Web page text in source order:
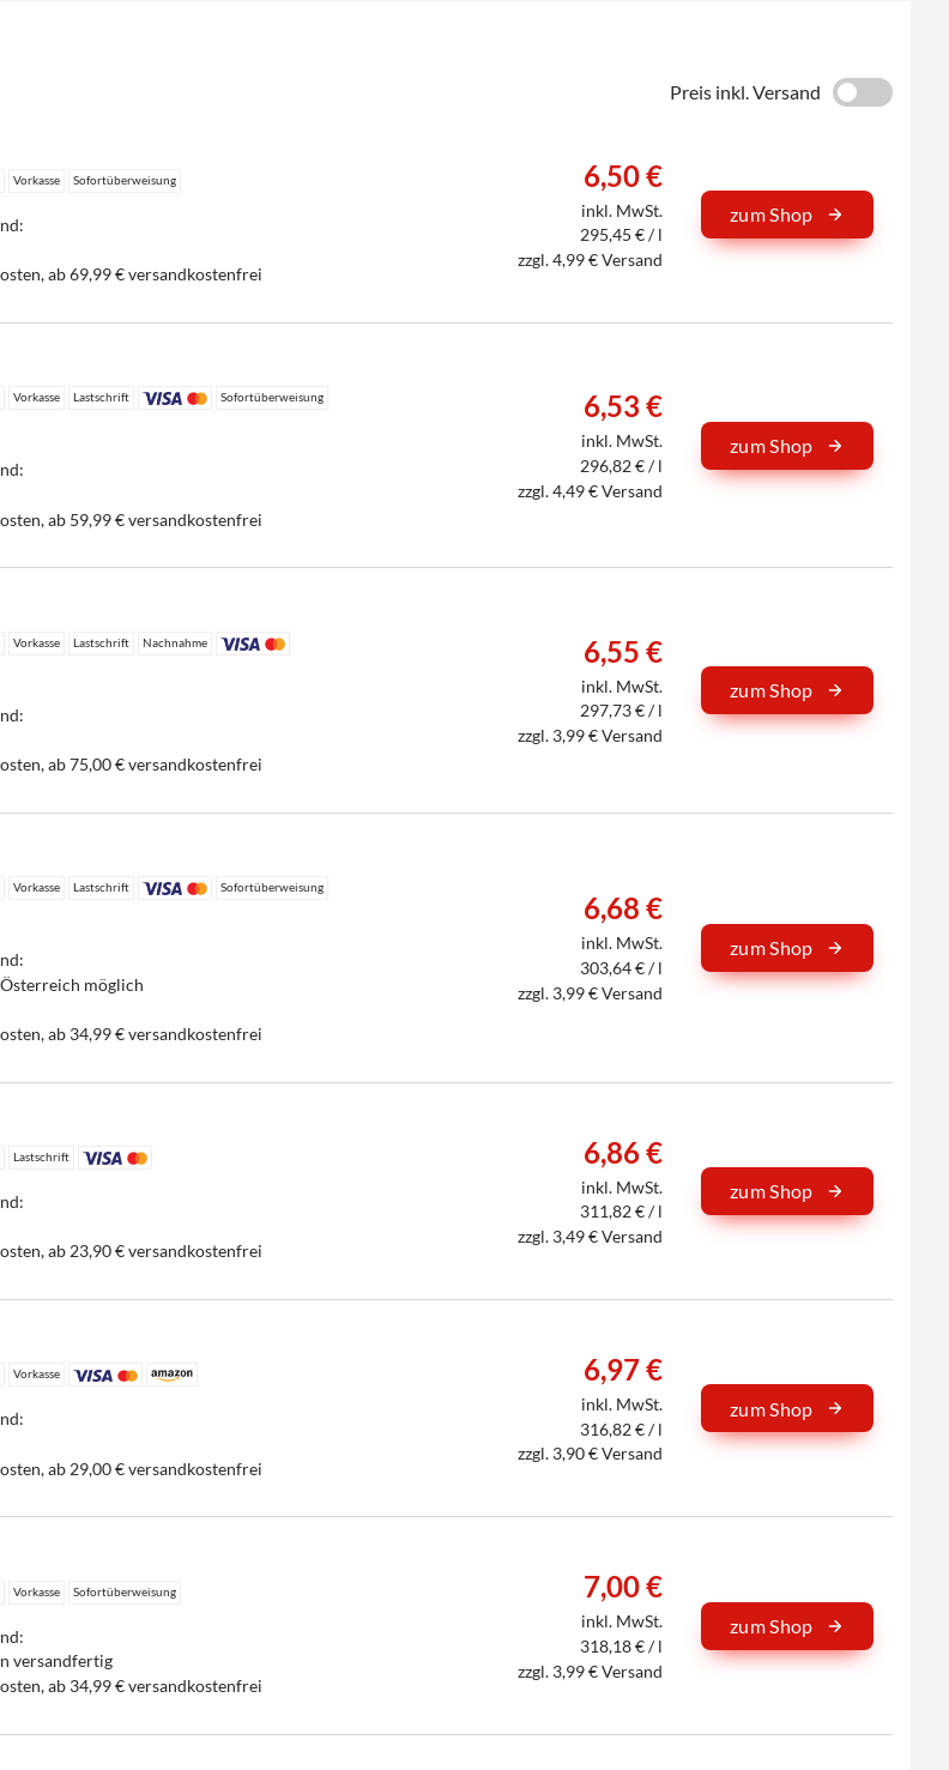
Preis inkl. Versand
Vorkasse Sofortüberweisung
ab 69,99 € versandkostenfrei
6,50 €
inkl. MwSt.
295,45 € / l
zzgl. 4,99 € Versand
zum Shop
Vorkasse Lastschrift Sofortüberweisung
ab 59,99 € versandkostenfrei
6,53 €
inkl. MwSt.
296,82 € / l
zzgl. 4,49 € Versand
zum Shop
Vorkasse Lastschrift
Nachnahme
ab 75,00 € versandkostenfrei
6,55 €
inkl. MwSt.
297,73 € / l
zzgl. 3,99 € Versand
zum Shop
Vorkasse Lastschrift Sofortüberweisung
möglich
ab 34,99 € versandkostenfrei
6,68 €
inkl. MwSt.
303,64 € / l
zzgl. 3,99 € Versand
zum Shop
Lastschrift
ab 23,90 € versandkostenfrei
6,86 €
inkl. MwSt.
311,82 € / l
zzgl. 3,49 € Versand
zum Shop
Vorkasse
ab 29,00 € versandkostenfrei
6,97 €
inkl. MwSt.
316,82 € / l
zzgl. 3,90 € Versand
zum Shop
Vorkasse Sofortüberweisung
versandfertig
ab 34,99 € versandkostenfrei
7,00 €
inkl. MwSt.
318,18 € / l
zzgl. 3,99 € Versand
zum Shop